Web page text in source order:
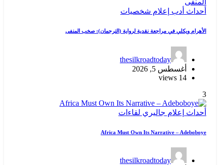
أحداث أدب إعلام شخصيات
الأهرام ويكلي في مراجعة نقدية لرواية (الترجمان): صخب المنفى
thesilkroadtoday
أغسطس 5, 2026
14 views
3
أحداث إعلام جاليري لقاءات
Africa Must Own Its Narrative – Adeboboye
thesilkroadtoday